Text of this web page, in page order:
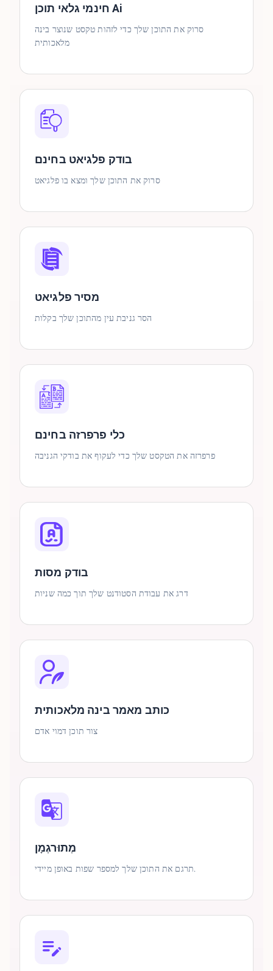
חינמי גלאי תוכן Ai
סרוק את התוכן שלך כדי לזהות טקסט שנוצר בינה
מלאכותית
בודק פלגיאט בחינם
סרוק את התוכן שלך ומצא בו פלגיאט
מסיר פלגיאט
הסר גניבת עין מהתוכן שלך בקלות
כלי פרפרזה בחינם
פרפרזה את הטקסט שלך כדי לעקוף את בודקי הגניבה
בודק מסות
דרג את עבודת הסטודנט שלך תוך כמה שניות
כותב מאמר בינה מלאכותית
צור תוכן דמוי אדם
מְתוּרגְמָן
תרגם את התוכן שלך למספר שפות באופן מיידי.